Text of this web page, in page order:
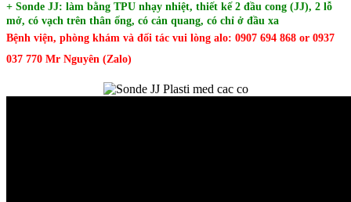
+ Sonde JJ: làm bằng TPU nhạy nhiệt, thiết kế 2 đầu cong (JJ), 2 lỗ
mở, có vạch trên thân ống, có cản quang, có chỉ ở đầu xa
Bệnh viện, phòng khám và đối tác vui lòng alo: 0907 694 868 or 0937
037 770 Mr Nguyên (Zalo)